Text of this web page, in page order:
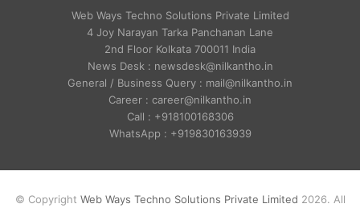
Web Ways Techno Solutions Private Limited
4 Joy Narayan Tarka Panchanan Lane
2nd Floor Kolkata 700011 India
News Desk : newsdesk@nilkantho.in
General / Business Query : mail@nilkantho.in
Career : career@nilkantho.in
Call : +918100168306
WhatsApp : +919830163939
© Copyright Web Ways Techno Solutions Private Limited 2026. All